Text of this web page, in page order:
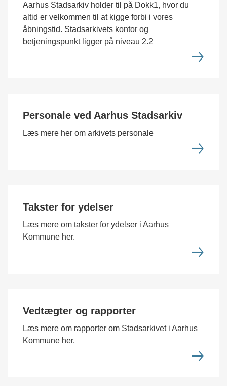
Aarhus Stadsarkiv holder til på Dokk1, hvor du
altid er velkommen til at kigge forbi i vores
åbningstid. Stadsarkivets kontor og
betjeningspunkt ligger på niveau 2.2
Personale ved Aarhus Stadsarkiv
Læs mere her om arkivets personale
Takster for ydelser
Læs mere om takster for ydelser i Aarhus
Kommune her.
Vedtægter og rapporter
Læs mere om rapporter om Stadsarkivet i Aarhus
Kommune her.